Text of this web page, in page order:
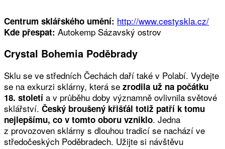
Centrum sklářského umění: http://www.cestyskla.cz/
Kde přespat: Autokemp Sázavský ostrov
Crystal Bohemia Poděbrady
Sklu se ve středních Čechách daří také v Polabí. Vydejte
se na exkurzi sklárny, která se zrodila už na počátku
18. století a v průběhu doby významně ovlivnila světové
sklářství. Český broušený křišťál totiž patří k tomu
nejlepšímu, co v tomto oboru vzniklo. Jedna
z provozoven sklárny s dlouhou tradicí se nachází ve
středočeských Poděbradech. Užijte si návštěvu